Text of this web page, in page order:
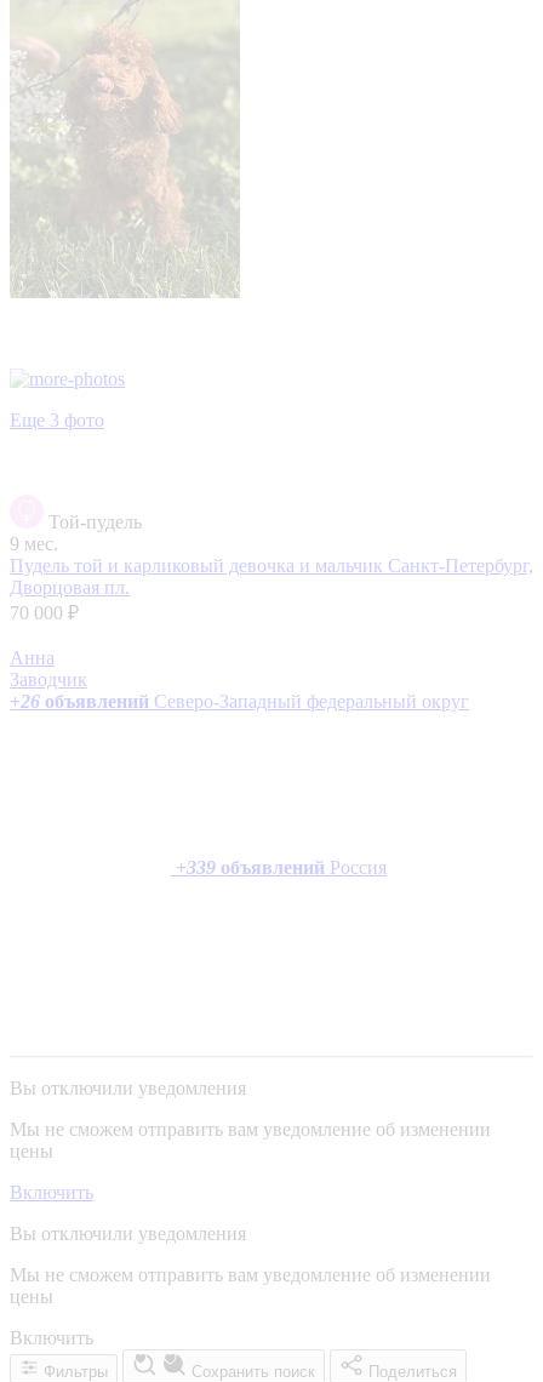
Еще 3 фото
Той-пудель
9 мес.
Пудель той и карликовый девочка и мальчик Санкт-Петербург,
Дворцовая пл.
70 000 ₽
Анна
Заводчик
+26 объявлений Северо-Западный федеральный округ
+339 объявлений Россия
Вы отключили уведомления
Мы не сможем отправить вам уведомление об изменении
цены
Включить
Вы отключили уведомления
Мы не сможем отправить вам уведомление об изменении
цены
Включить
Фильтры Сохранить поиск Поделиться